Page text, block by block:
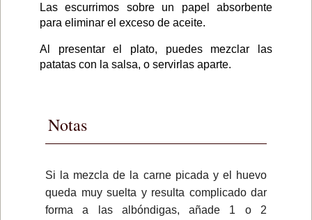
Las escurrimos sobre un papel absorbente
para eliminar el exceso de aceite.
Al presentar el plato, puedes mezclar las
patatas con la salsa, o servirlas aparte.
Notas
Si la mezcla de la carne picada y el huevo
queda muy suelta y resulta complicado dar
forma a las albóndigas, añade 1 o 2